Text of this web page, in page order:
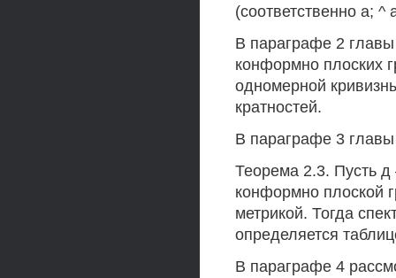
(соответственно а; ^
В параграфе 2
конформно плоских
одномерной
кратностей.
В параграфе 3
Теорема 2.3. Пусть
конформно плоской
метрикой. Тогда
определяется
В параграфе 4